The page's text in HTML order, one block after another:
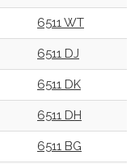
6511 WT
6511 DJ
6511 DK
6511 DH
6511 BG